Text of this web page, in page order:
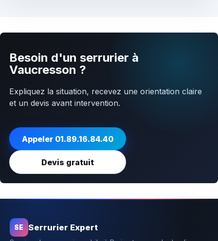
Besoin d'un serrurier à
Vaucresson ?
Expliquez la situation, recevez une orientation claire
et un devis avant intervention.
Appeler 01.89.16.84.40
Devis gratuit
SE Serrurier Expert